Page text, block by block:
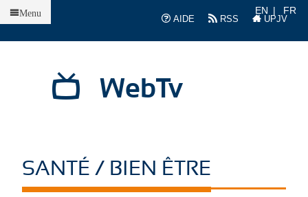
AIDE
RSS UPJV
EN FR
WebTv
Menu
SANTÉ / BIEN ÊTRE